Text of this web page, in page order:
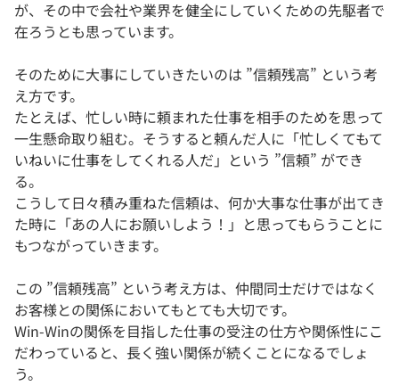
が、その中で会社や業界を健全にしていくための先駆者で
在ろうとも思っています。
そのために大事にしていきたいのは ”信頼残高” という考
え方です。
たとえば、忙しい時に頼まれた仕事を相手のためを思って
一生懸命取り組む。そうすると頼んだ人に「忙しくてもて
いねいに仕事をしてくれる人だ」という ”信頼” ができ
る。
こうして日々積み重ねた信頼は、何か大事な仕事が出てき
た時に「あの人にお願いしよう！」と思ってもらうことに
もつながっていきます。
この ”信頼残高” という考え方は、仲間同士だけではなく
お客様との関係においてもとても大切です。
Win-Winの関係を目指した仕事の受注の仕方や関係性にこ
だわっていると、長く強い関係が続くことになるでしょ
う。